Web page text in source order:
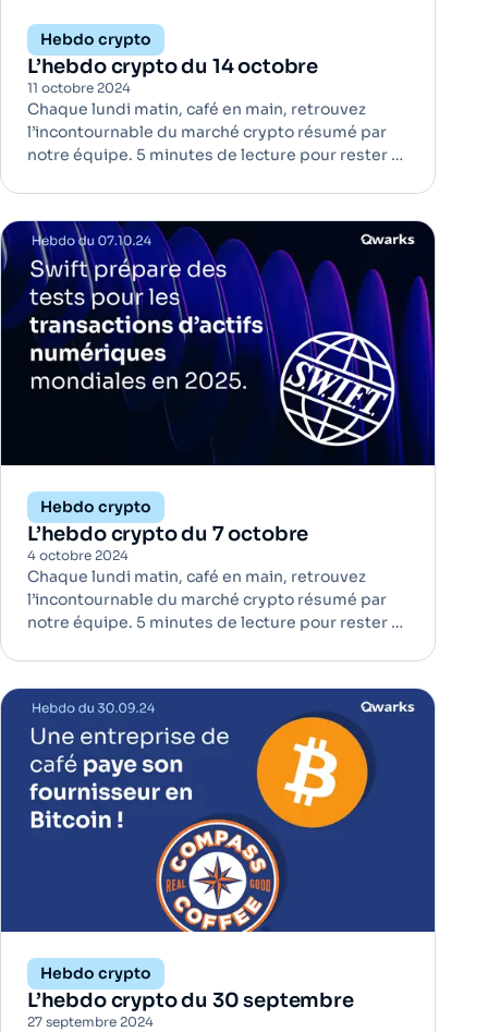
Hebdo crypto
L’hebdo crypto du 14 octobre
11 octobre 2024
Chaque lundi matin, café en main, retrouvez
l’incontournable du marché crypto résumé par
notre équipe. 5 minutes de lecture pour rester à
remboursement de 16 milliards de dollars |
Régulation Le tribunal du Delaware a validé le
plan de remboursement…
Hebdo crypto
L’hebdo crypto du 7 octobre
4 octobre 2024
Chaque lundi matin, café en main, retrouvez
l’incontournable du marché crypto résumé par
notre équipe. 5 minutes de lecture pour rester à
transactions d’actifs numériques mondiales en
2025 | Infrastructure Swift, le réseau de
messagerie interbancaire, annonce
Hebdo crypto
L’hebdo crypto du 30 septembre
27 septembre 2024